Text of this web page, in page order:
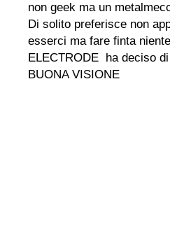
non geek ma un
Di solito preferisce non
esserci ma fare finta
ELECTRODE ha deciso
BUONA VISIONE